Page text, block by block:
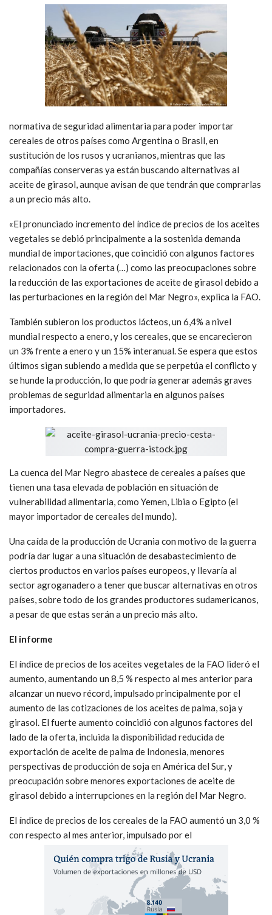
normativa de seguridad alimentaria para poder importar
cereales de otros países como Argentina o Brasil, en
sustitución de los rusos y ucranianos, mientras que las
compañías conserveras ya están buscando alternativas al
aceite de girasol, aunque avisan de que tendrán que comprarlas
a un precio más alto.
«El pronunciado incremento del índice de precios de los aceites
vegetales se debió principalmente a la sostenida demanda
mundial de importaciones, que coincidió con algunos factores
relacionados con la oferta (…) como las preocupaciones sobre
la reducción de las exportaciones de aceite de girasol debido a
las perturbaciones en la región del Mar Negro», explica la FAO.
También subieron los productos lácteos, un 6,4% a nivel
mundial respecto a enero, y los cereales, que se encarecieron
un 3% frente a enero y un 15% interanual. Se espera que estos
últimos sigan subiendo a medida que se perpetúa el conflicto y
se hunde la producción, lo que podría generar además graves
problemas de seguridad alimentaria en algunos países
importadores.
La cuenca del Mar Negro abastece de cereales a países que
tienen una tasa elevada de población en situación de
vulnerabilidad alimentaria, como Yemen, Libia o Egipto (el
mayor importador de cereales del mundo).
Una caída de la producción de Ucrania con motivo de la guerra
podría dar lugar a una situación de desabastecimiento de
ciertos productos en varios países europeos, y llevaría al
sector agroganadero a tener que buscar alternativas en otros
países, sobre todo de los grandes productores sudamericanos,
a pesar de que estas serán a un precio más alto.
El informe
El índice de precios de los aceites vegetales de la FAO lideró el
aumento, aumentando un 8,5 % respecto al mes anterior para
alcanzar un nuevo récord, impulsado principalmente por el
aumento de las cotizaciones de los aceites de palma, soja y
girasol. El fuerte aumento coincidió con algunos factores del
lado de la oferta, incluida la disponibilidad reducida de
exportación de aceite de palma de Indonesia, menores
perspectivas de producción de soja en América del Sur, y
preocupación sobre menores exportaciones de aceite de
girasol debido a interrupciones en la región del Mar Negro.
El índice de precios de los cereales de la FAO aumentó un 3,0 %
con respecto al mes anterior, impulsado por el